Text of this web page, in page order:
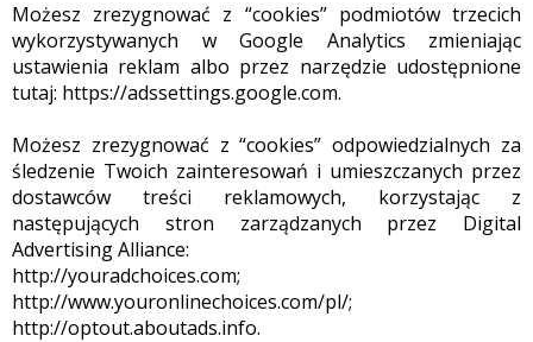
Możesz zrezygnować z “cookies” podmiotów trzecich
wykorzystywanych w Google Analytics zmieniając
ustawienia reklam albo przez narzędzie udostępnione
tutaj: https://adssettings.google.com.
Możesz zrezygnować z “cookies” odpowiedzialnych za
śledzenie Twoich zainteresowań i umieszczanych przez
dostawców treści reklamowych, korzystając z
następujących stron zarządzanych przez Digital
Advertising Alliance:
http://youradchoices.com;
http://www.youronlinechoices.com/pl/;
http://optout.aboutads.info.